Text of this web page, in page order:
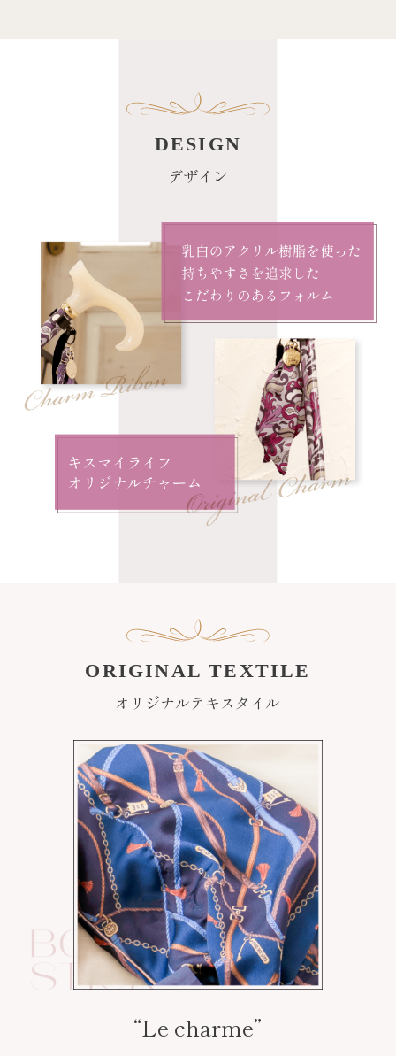
DESIGN
デザイン
ORIGINAL TEXTILE
オリジナルテキスタイル
“Le charme”
ビンテージなチェーン柄